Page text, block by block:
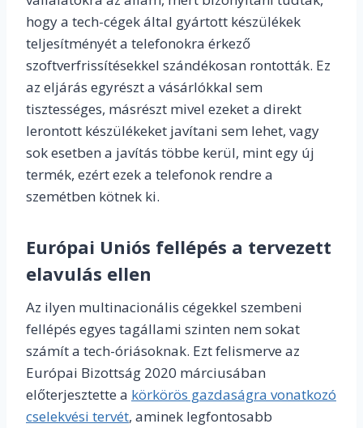
hogy a tech-cégek által gyártott készülékek
teljesítményét a telefonokra érkező
szoftverfrissítésekkel szándékosan rontották. Ez
az eljárás egyrészt a vásárlókkal sem
tisztességes, másrészt mivel ezeket a direkt
lerontott készülékeket javítani sem lehet, vagy
sok esetben a javítás többe kerül, mint egy új
termék, ezért ezek a telefonok rendre a
szemétben kötnek ki.
Európai Uniós fellépés a tervezett
elavulás ellen
Az ilyen multinacionális cégekkel szembeni
fellépés egyes tagállami szinten nem sokat
számít a tech-óriásoknak. Ezt felismerve az
Európai Bizottság 2020 márciusában
előterjesztette a körkörös gazdaságra vonatkozó
cselekvési tervét, aminek legfontosabb